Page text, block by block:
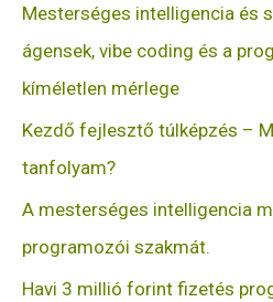
Mesterséges intelligencia és
ágensek, vibe coding és a
kíméletlen mérlege
Kezdő fejlesztő túlképzés –
tanfolyam?
A mesterséges intelligencia
programozói szakmát.
Havi 3 millió forint fizetés